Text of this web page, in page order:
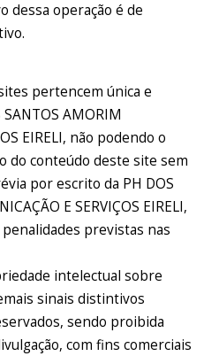
dessa operação é de
pertencem única e
AMORIM
EIRELI, não podendo o
do conteúdo deste site sem
por escrito da PH DOS
E SERVIÇOS EIRELI,
previstas nas
intelectual sobre
sinais distintivos
sendo proibida
com fins comerciais